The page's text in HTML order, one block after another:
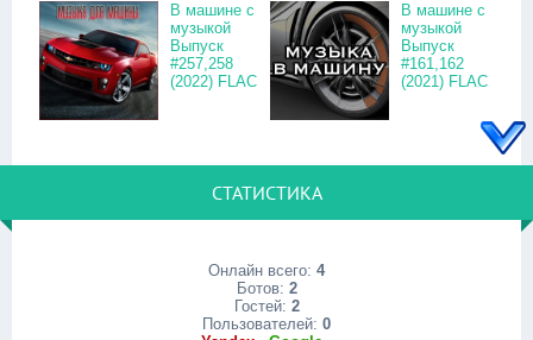
В машине с
музыкой
Выпуск
#257,258
(2022) FLAC
В машине с
музыкой
Выпуск
#161,162
(2021) FLAC
СТАТИСТИКА
Онлайн всего: 4
Ботов: 2
Гостей: 2
Пользователей: 0